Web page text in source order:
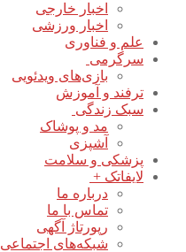
اخبار خارجی
اخبار ورزشی
علم و فناوری
سرگرمی
بازی‌های ویدئویی
ترفند و آموزش
سبک زندگی
مد و پوشاک
آشپزی
پزشکی و سلامت
لایفاتک +
درباره ما
تماس با ما
رپورتاژ آگهی
شبکه‌های اجتماعی